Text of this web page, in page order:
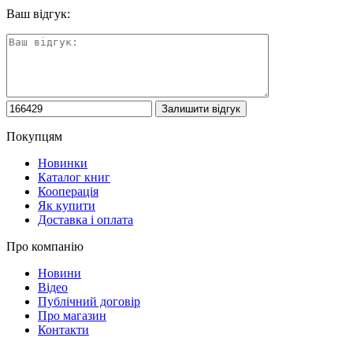
Ваш відгук:
Покупцям
Новинки
Каталог книг
Кооперація
Як купити
Доставка і оплата
Про компанію
Новини
Відео
Публічний договір
Про магазин
Контакти